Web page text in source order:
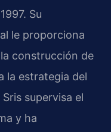
Su
le proporciona
construcción de
la estrategia del
supervisa el
y ha